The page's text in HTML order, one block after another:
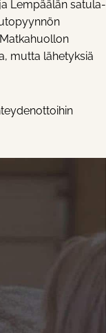
Lempäälän satula-
mutta lähetyksiä